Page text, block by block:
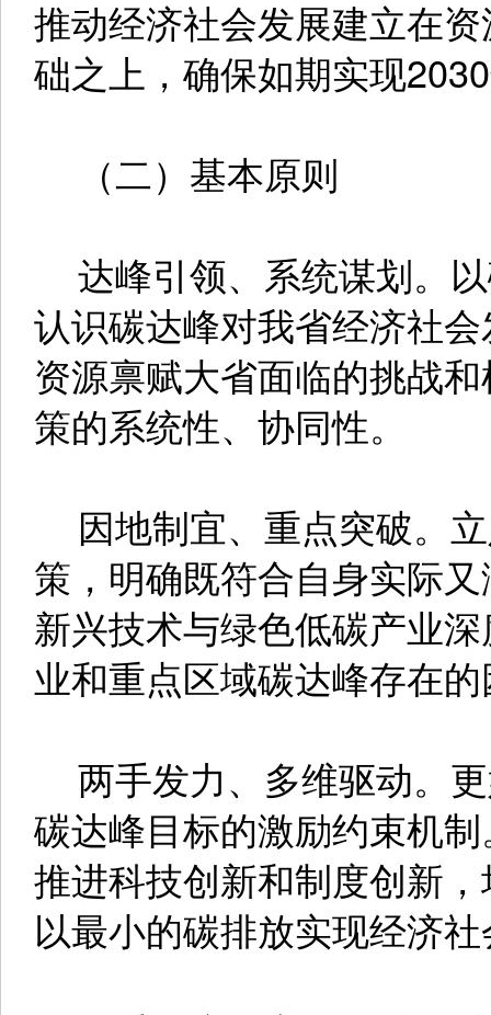
推动经济社会发展建立在
础之上，确保如期实现
（二）基本原则
达峰引领、系统谋划。
认识碳达峰对我省经济社
资源禀赋大省面临的挑战
策的系统性、协同性。
因地制宜、重点突破。
策，明确既符合自身实际
新兴技术与绿色低碳产业
业和重点区域碳达峰存在
两手发力、多维驱动。
碳达峰目标的激励约束机
推进科技创新和制度创新
以最小的碳排放实现经济